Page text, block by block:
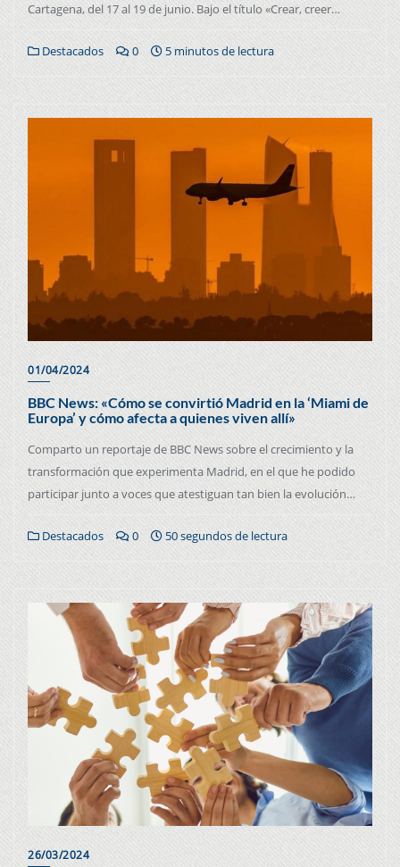
Cartagena, del 17 al 19 de junio. Bajo el título «Crear, creer…
Destacados 0 5 minutos de lectura
01/04/2024
BBC News: «Cómo se convirtió Madrid en la ‘Miami de
Europa’ y cómo afecta a quienes viven allí»
Comparto un reportaje de BBC News sobre el crecimiento y la
transformación que experimenta Madrid, en el que he podido
participar junto a voces que atestiguan tan bien la evolución…
Destacados 0 50 segundos de lectura
26/03/2024